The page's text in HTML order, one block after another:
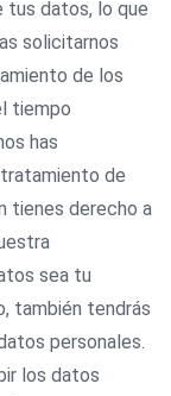
tus datos, lo que
solicitarnos
de los
tiempo
has
de
tienes derecho a
sea tu
también tendrás
personales.
los datos